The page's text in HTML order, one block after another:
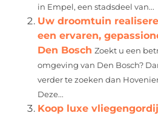
in Empel, een stadsdeel van...
Uw droomtuin
een ervaren,
Den Bosch Zoekt u een
omgeving van Den Bosch?
verder te zoeken dan
Deze...
Koop luxe